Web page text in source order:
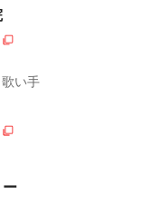
い手
ー